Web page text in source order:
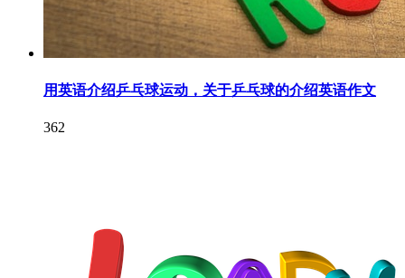
用英语介绍乒乓球运动，关于乒乓球的介绍英语作文
362